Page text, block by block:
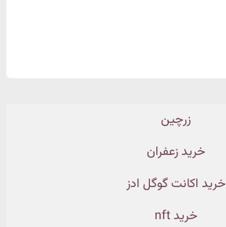
زرچین
خرید زعفران
خرید اکانت گوگل ادز
خرید nft